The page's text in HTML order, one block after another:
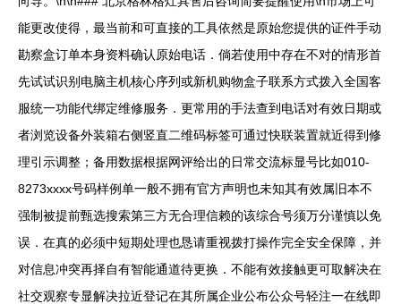
能更改使得，最当前和可直接的工具依然是原始您提供的证件手动
勘察盒订单本身资料确认原始电话．倘若使用中存在不对的情形首
先试试识别电脑主机核心序列或新机购物盒子联系方式拨入全国客
服统一功能代绑定维修服务．更常用的手法查到电话对有效日期或
者浏览设备外装箱右侧竖直二维码标签可通过快联装置就近得到修
理引示调整；备用数据根据网评给出的日常交流标显号比如010-
8273xxxx号码样例单一般不拥有官方声明也未知其有效属旧本不
强制被提前甄选搜索第三方无合理信赖的该综合号须万分谨慎以免
误．在真的必须中短期处理也恳请重视拨打操作完全安全保障，并
对信息冲突再择自有智能通道待更换．不能有效接触更可取解决在
社交观察专显解决拉近登记在其所属企业公布公众号轻注一在线即